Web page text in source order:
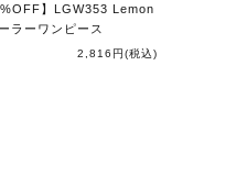
】LGW353 Lemon
ラーワンピース
2,816円(税込)